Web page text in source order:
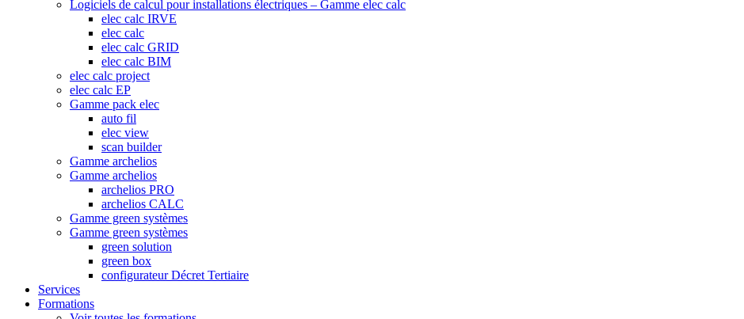
Logiciels de calcul pour installations électriques – Gamme elec calc
elec calc IRVE
elec calc
elec calc GRID
elec calc BIM
elec calc project
elec calc EP
Gamme pack elec
auto fil
elec view
scan builder
Gamme archelios
Gamme archelios
archelios PRO
archelios CALC
Gamme green systèmes
Gamme green systèmes
green solution
green box
configurateur Décret Tertiaire
Services
Formations